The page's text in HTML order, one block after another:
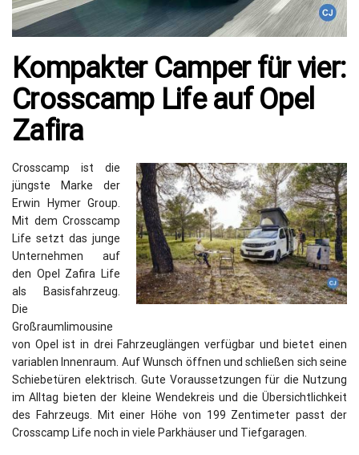
Kompakter Camper für vier:
Crosscamp Life auf Opel
Zafira
Crosscamp ist die
jüngste Marke der
Erwin Hymer Group.
Mit dem Crosscamp
Life setzt das junge
Unternehmen auf
den Opel Zafira Life
als Basisfahrzeug.
Die
Großraumlimousine
von Opel ist in drei Fahrzeuglängen verfügbar und bietet einen
variablen Innenraum. Auf Wunsch öffnen und schließen sich seine
Schiebetüren elektrisch. Gute Voraussetzungen für die Nutzung
im Alltag bieten der kleine Wendekreis und die Übersichtlichkeit
des Fahrzeugs. Mit einer Höhe von 199 Zentimeter passt der
Crosscamp Life noch in viele Parkhäuser und Tiefgaragen.